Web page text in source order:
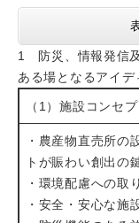
1 防災、情報発信
ある場となるアイデ
（1）施設コンセプ
・農産物直売所の
トが賑わい創出の
・環境配慮への取
・安全・安心な施